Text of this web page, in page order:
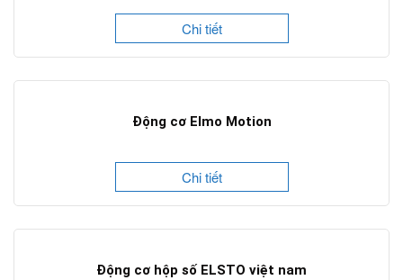
Chi tiết
Động cơ Elmo Motion
Chi tiết
Động cơ hộp số ELSTO việt nam